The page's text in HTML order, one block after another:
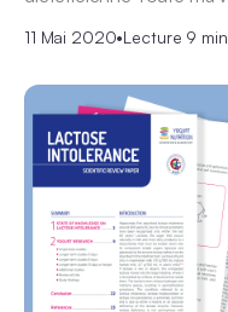
11 Mai 2020•Lecture 9 min